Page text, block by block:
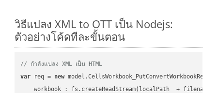
วิธีแปลง XML to OTT เป็น Nodejs:
ตัวอย่างโค้ดทีละขั้นตอน
// กำลังแปลง XML เป็น HTML
var req = new
workbook : fs.createReadStream(localPath  + filename